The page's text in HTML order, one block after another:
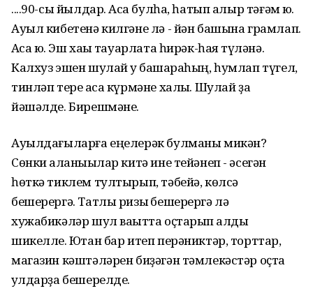
....90-сы йылдар. Аҡса булһа, һатып алыр тәғәм юҡ.
Ауыл кибетенә килгәне лә - йән башына грамлап.
Аҡса юҡ. Эш хаҡы тауарлата һирәк-һаяҡ түләнә.
Калхуз эшен шулай уҡ башҡараһың, һумлап түгел,
тинләп тере аҡса күрмәне халыҡ. Шулай ҙа
йәшәлде. Бирешмәне.
Ауылдағыларға еңелерәк булманы микән?
Сөнки ҡаланыҡылар китә ине тейәнеп - әсегән
һөткә тиклем тултырып, тәбейә, көлсә
бешерергә. Татлы ризыҡ бешерергә лә
хужабикәләр шул ваҡытта оҫтарып ҡалды
шикелле. Юҡтан бар итеп перәниктәр, торттар,
магазин кәштәләрен биҙәгән тәмлекәстәр оҫта
ҡулдарҙа бешерелде.